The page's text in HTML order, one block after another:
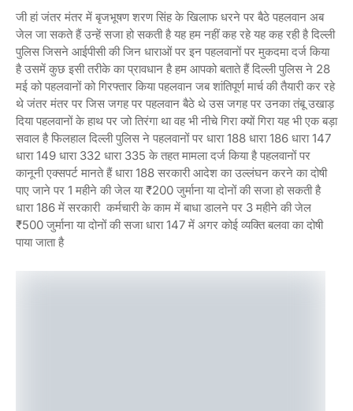
जी हां जंतर मंतर में बृजभूषण शरण सिंह के खिलाफ धरने पर बैठे पहलवान अब
जेल जा सकते हैं उन्हें सजा हो सकती है यह हम नहीं कह रहे यह कह रही है दिल्ली
पुलिस जिसने आईपीसी की जिन धाराओं पर इन पहलवानों पर मुकदमा दर्ज किया
है उसमें कुछ इसी तरीके का प्रावधान है हम आपको बताते हैं दिल्ली पुलिस ने 28
मई को पहलवानों को गिरफ्तार किया पहलवान जब शांतिपूर्ण मार्च की तैयारी कर रहे
थे जंतर मंतर पर जिस जगह पर पहलवान बैठे थे उस जगह पर उनका तंबू उखाड़
दिया पहलवानों के हाथ पर जो तिरंगा था वह भी नीचे गिरा क्यों गिरा यह भी एक बड़ा
सवाल है फिलहाल दिल्ली पुलिस ने पहलवानों पर धारा 188 धारा 186 धारा 147
धारा 149 धारा 332 धारा 335 के तहत मामला दर्ज किया है पहलवानों पर
कानूनी एक्सपर्ट मानते हैं धारा 188 सरकारी आदेश का उल्लंघन करने का दोषी
पाए जाने पर 1 महीने की जेल या ₹200 जुर्माना या दोनों की सजा हो सकती है
धारा 186 में सरकारी कर्मचारी के काम में बाधा डालने पर 3 महीने की जेल
₹500 जुर्माना या दोनों की सजा धारा 147 में अगर कोई व्यक्ति बलवा का दोषी
पाया जाता है